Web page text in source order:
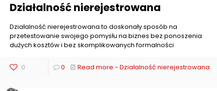
Działalność nierejestrowana
Działalność nierejestrowana to doskonały sposób na
przetestowanie swojego pomysłu na biznes bez ponoszenia
dużych kosztów i bez skomplikowanych formalności
0 0 Read more - Działalność nierejestrowana